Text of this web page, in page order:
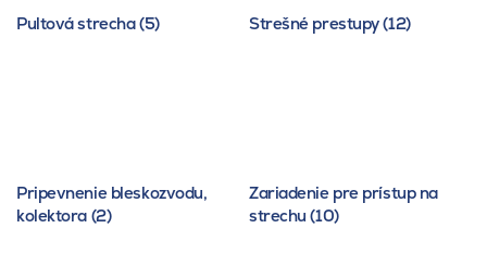
Pultová strecha (5) Strešné prestupy (12)
Pripevnenie bleskozvodu,
kolektora (2)
Zariadenie pre prístup na
strechu (10)